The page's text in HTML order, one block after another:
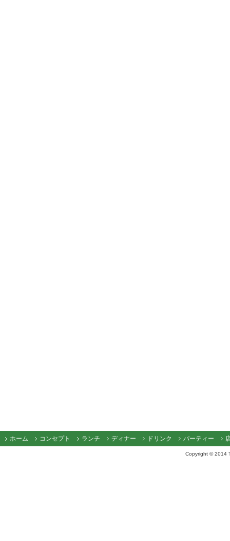
ホーム コンセプト ランチ ディナー ドリンク パーティー
Copyright © 2014